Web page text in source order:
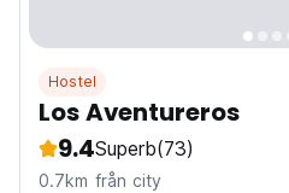
Hostel
Los Aventureros
9.4Superb(73)
0.7km från city